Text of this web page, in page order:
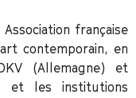
française
contemporain, en
(Allemagne) et
et les institutions